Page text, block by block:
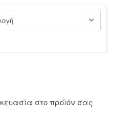
στο προϊόν σας